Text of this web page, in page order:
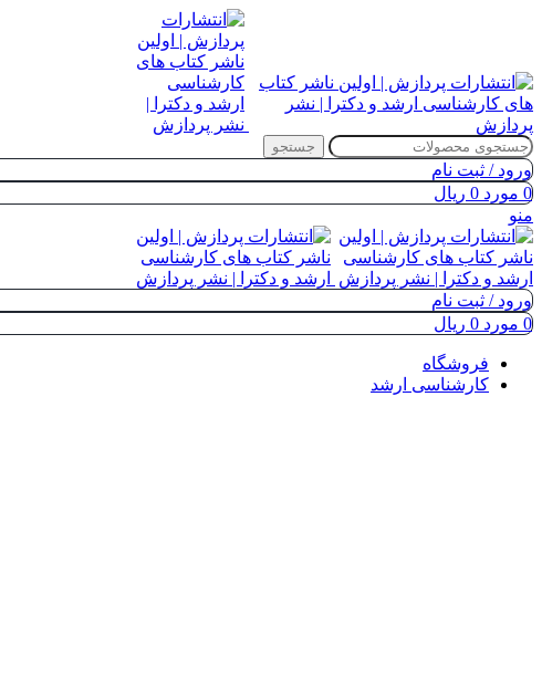
جستجو
ورود / ثبت نام
0 مورد 0 ریال
منو
ورود / ثبت نام
0 مورد 0 ریال
فروشگاه
کارشناسی ارشد